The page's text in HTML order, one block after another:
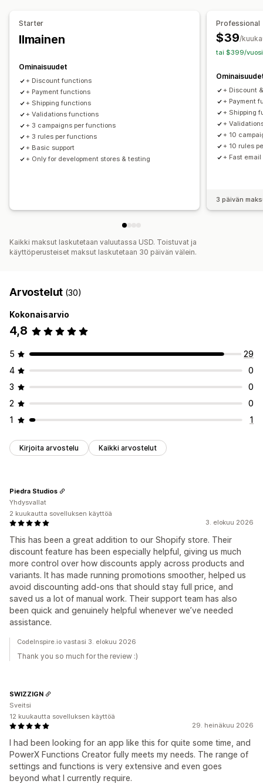
Ilmainen toimitus
Kassa-alennukset
Dynaaminen hinnoittelu
Alennusten hallinnointi
Muokkaustyökalu Joukkomuokkaus
Kampanjat Käynnistimet ja säännöt
Alennusten pinottaminen
Kohdentaminen
Tunnisteet
Starter
Ilmainen
Ominaisuudet
+ Discount functions
+ Payment functions
+ Shipping functions
+ Validations functions
+ 3 campaigns per functions
+ 3 rules per functions
+ Basic support
+ Only for development stores & testing
Professional
$39/
tai $399/
+ Discount
+ Payment
+ Shipping
+
+ 10
+ 10 rules
+ Fast email
3 päivän
Kaikki maksut laskutetaan valuutassa USD. Toistuvat ja
käyttöperusteiset maksut laskutetaan 30 päivän välein.
Arvostelut (30)
Kokonaisarvio
4,8
5
29
4
0
3
0
2
0
1
1
Kirjoita arvostelu Kaikki arvostelut
3. elokuu 2026
This has been a great addition to our Shopify store. Their
discount feature has been especially helpful, giving us much
more control over how discounts apply across products and
variants. It has made running promotions smoother, helped us
avoid discounting add-ons that should stay full price, and
saved us a lot of manual work. Their support team has also
been quick and genuinely helpful whenever we’ve needed
assistance.
Piedra Studios
Yhdysvallat
2 kuukautta sovelluksen käyttöä
CodeInspire.io vastasi 3. elokuu 2026
Thank you so much for the review :)
29. heinäkuu 2026
I had been looking for an app like this for quite some time, and
PowerX Functions Creator fully meets my needs. The range of
settings and functions is very extensive and even goes
beyond what I currently require.
SWIZZIGN
Sveitsi
12 kuukautta sovelluksen käyttöä